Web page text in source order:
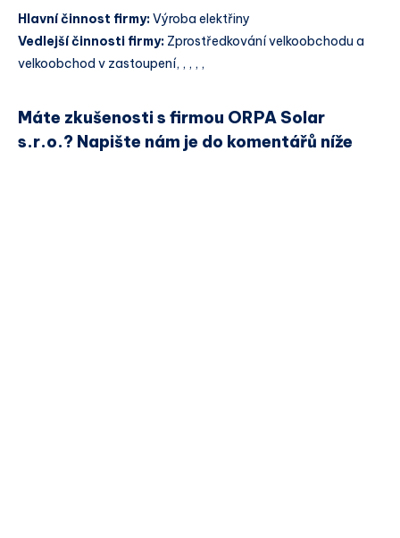
Hlavní činnost firmy:Výroba elektřiny
Vedlejší činnosti firmy: Zprostředkování velkoobchodu a
velkoobchod v zastoupení, , , , ,
Máte zkušenosti s firmou ORPA Solar
s.r.o.? Napište nám je do komentářů níže